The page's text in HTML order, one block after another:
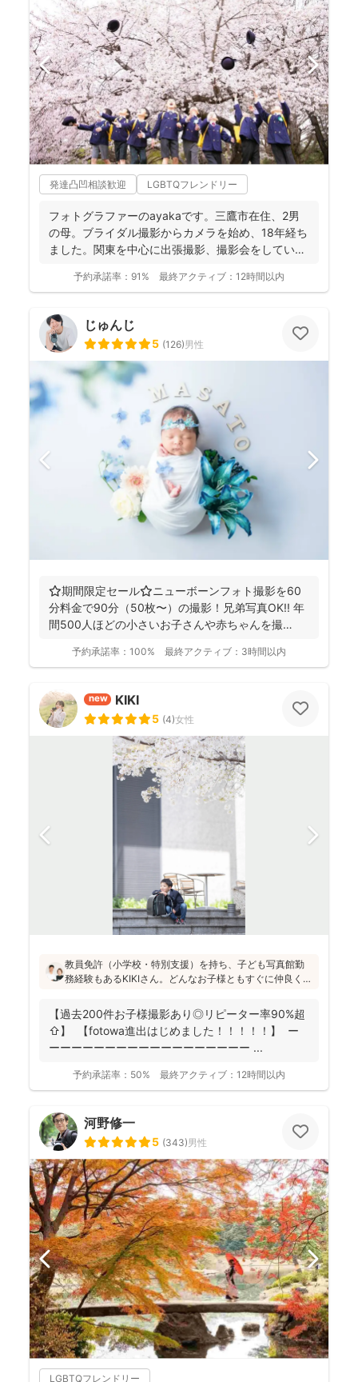
発達凸凹相談歓迎 LGBTQフレンドリー
フォトグラファーのayakaです。三鷹市在住、2男
の母。ブライダル撮影からカメラを始め、18年経ち
ました。関東を中心に出張撮影、撮影会をしていま
予約承諾率： 91% 最終アクティブ： 12時間以内
じゅんじ
5 (126)男性
⭐️期間限定セール⭐️ニューボーンフォト撮影を60
分料金で90分（50枚〜）の撮影！兄弟写真OK!! 年
間500人ほどの小さいお子さんや赤ちゃんを撮
予約承諾率： 100% 最終アクティブ： 3時間以内
new KIKI
5 (4)女性
教員免許（小学校・特別支援）を持ち、子ども写真館勤
務経験もあるKIKIさん。どんなお子様ともすぐに仲良くな
を引き出し、日々成長している大切な瞬間を写真に記録
することを大切にされています(^^)
【過去200件お子様撮影あり◎リピーター率90%超
⇧】 【fotowa進出はじめました！！！！！】 ー
ーーーーーーーーーーーーーーーーーー ...
予約承諾率： 50% 最終アクティブ： 12時間以内
河野修一
5 (343)男性
LGBTQフレンドリー